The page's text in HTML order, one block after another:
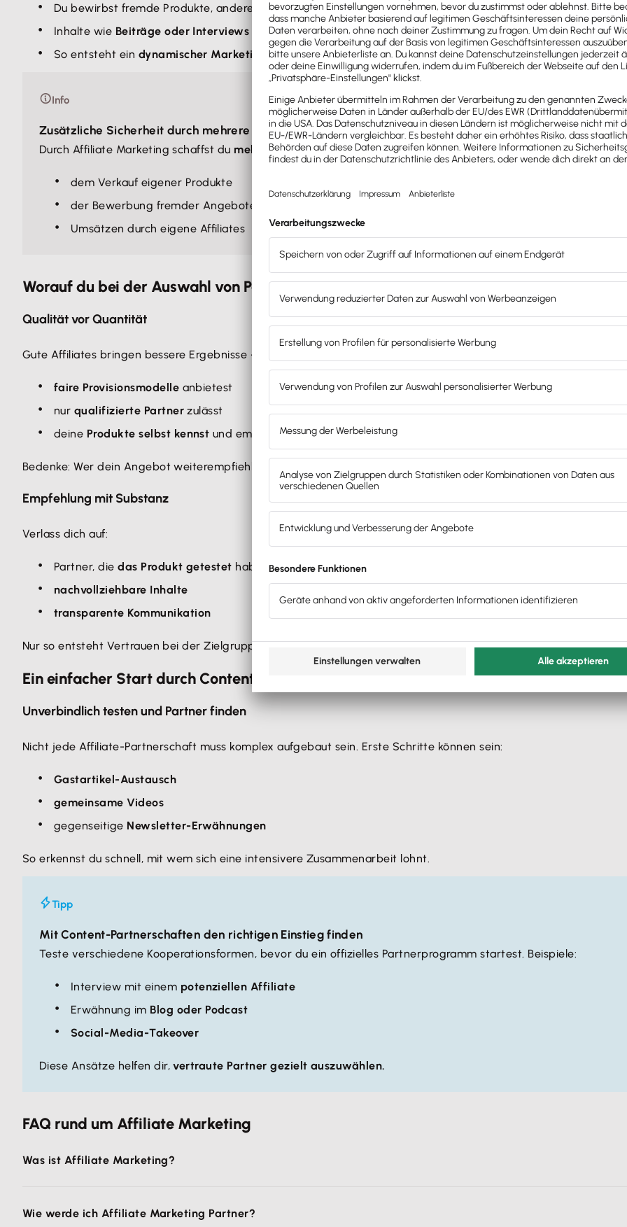
Du bewirbst fremde Produkte, andere bewerben deine
Inhalte wie Beiträge oder Interviews stärken gleichzeitig beide Marken
So entsteht ein dynamischer Marketingkreislauf
Info
Zusätzliche Sicherheit durch mehrere Einkommensquellen
Durch Affiliate Marketing schaffst du mehr finanzielle Stabilität.Du kombinierst Einnahmen aus:
dem Verkauf eigener Produkte
der Bewerbung fremder Angebote
Umsätzen durch eigene Affiliates
Worauf du bei der Auswahl von Partnern achten solltest
Qualität vor Quantität
Gute Affiliates bringen bessere Ergebnisse – besonders dann, wenn du:
faire Provisionsmodelle anbietest
nur qualifizierte Partner zulässt
deine Produkte selbst kennst und empfehlen kannst
Bedenke: Wer dein Angebot weiterempfiehlt, wird
Empfehlung mit Substanz
Verlass dich auf:
Partner, diedas Produkt getestet haben
nachvollziehbare Inhalte
transparente Kommunikation
Nur so entsteht Vertrauen bei der Zielgruppe.
Ein einfacher Start durch Content-Kooperation
Unverbindlich testen und Partner finden
Nicht jede Affiliate-Partnerschaft muss komplex aufgebaut sein. Erste Schritte können sein:
Gastartikel-Austausch
gemeinsame Videos
gegenseitige Newsletter-Erwähnungen
So erkennst du schnell, mit wem sich eine intensivere Zusammenarbeit lohnt.
Tipp
Mit Content-Partnerschaften den richtigen Einstieg finden
Teste verschiedene Kooperationsformen, bevor du ein offizielles Partnerprogramm startest. Beispiele:
Interview mit einem potenziellen Affiliate
Erwähnung im Blog oder Podcast
Social-Media-Takeover
Diese Ansätze helfen dir,vertraute Partner gezielt auszuwählen.
FAQ rund um Affiliate Marketing
Was ist Affiliate Marketing?
kommt.
Wie werde ich Affiliate Marketing Partner?